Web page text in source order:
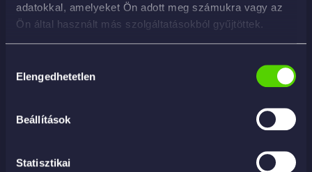
adatokkal, amelyeket Ön adott meg számukra vagy az
Ön által használt más szolgáltatásokból gyűjtöttek.
kiválasztása
Elengedhetetlen
Beállítások
Statisztikai
1. Vízmentes mosáshoz
Felület legyen hűvös.
hatni.
Tiszta kendővel fényesítsd ki.